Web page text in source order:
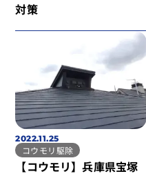
対策
2022.11.25
コウモリ駆除
【コウモリ】兵庫県宝塚